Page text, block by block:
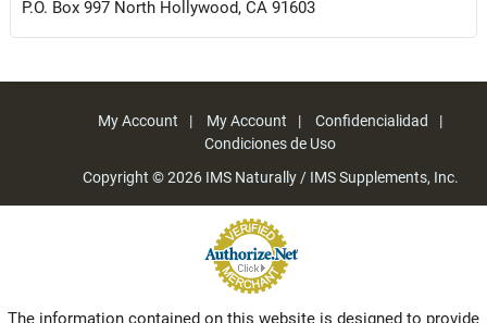
P.O. Box 997 North Hollywood, CA 91603
My Account My Account
Confidencialidad
Condiciones de Uso
Copyright © 2026 IMS Naturally / IMS Supplements, Inc.
The information contained on this website is designed to provide